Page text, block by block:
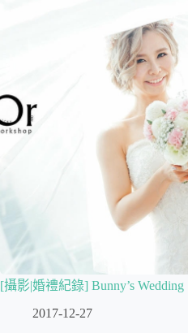
[攝影|婚禮紀錄] Bunny’s Wedding
2017-12-27